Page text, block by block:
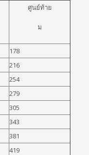
ศูนย์ท้าย
ม
178
216
254
279
305
343
381
419